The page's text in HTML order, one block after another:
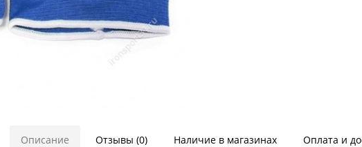
Описание Отзывы (0) Наличие в магазинах Оплата и